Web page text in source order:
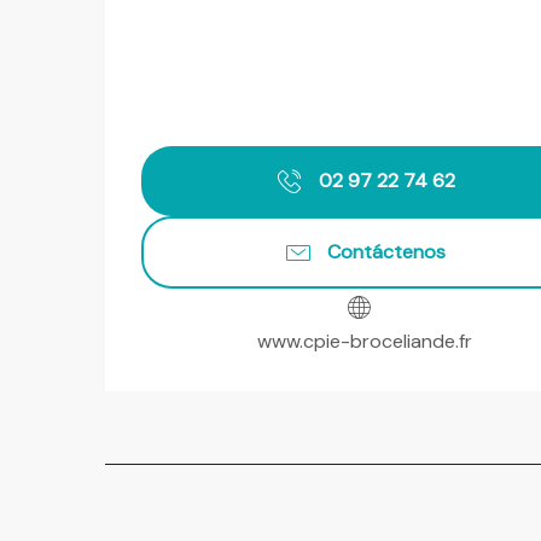
02 97 22 74 62
Contáctenos
www.cpie-broceliande.fr